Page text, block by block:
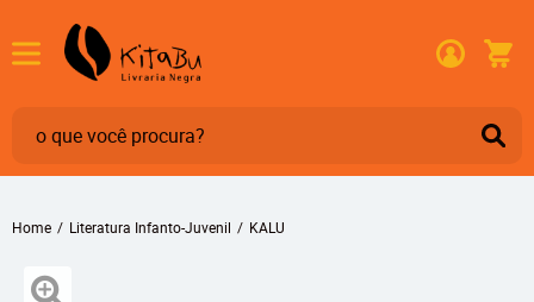
Home Literatura Infanto-Juvenil KALU